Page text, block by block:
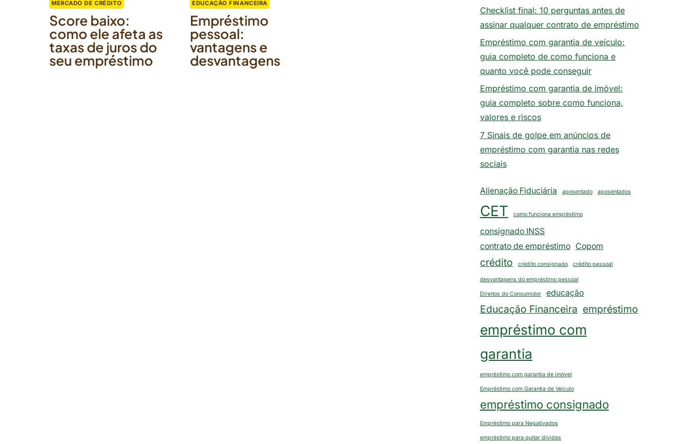
MERCADO DE CRÉDITO
Score baixo:
como ele afeta as
taxas de juros do
seu empréstimo
EDUCAÇÃO FINANCEIRA
Empréstimo
pessoal:
vantagens e
desvantagens
Checklist final: 10 perguntas antes de
assinar qualquer contrato de empréstimo
Empréstimo com garantia de veículo:
guia completo de como funciona e
quanto você pode conseguir
Empréstimo com garantia de imóvel:
guia completo sobre como funciona,
valores e riscos
7 Sinais de golpe em anúncios de
empréstimo com garantia nas redes
sociais
Alienação Fiduciária aposentado aposentados
CET como funciona empréstimo
consignado INSS
contrato de empréstimo Copom
crédito crédito consignado crédito pessoal
desvantagens do empréstimo pessoal
Direitos do Consumidor educação
Educação Financeira empréstimo
empréstimo com
garantia
empréstimo com garantia de imóvel
Empréstimo com Garantia de Veículo
empréstimo consignado
Empréstimo para Negativados
empréstimo para quitar dívidas